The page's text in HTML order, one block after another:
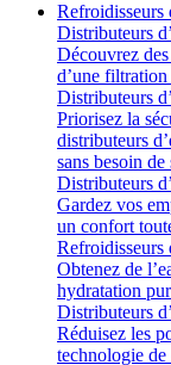
Refroidisseurs
Distributeurs
Découvrez
d’une filtration
Distributeurs
Priorisez la
distributeurs
sans besoin de
Distributeurs
Gardez vos
un confort
Refroidisseurs
Obtenez de
hydratation
Distributeurs
Réduisez les
technologie